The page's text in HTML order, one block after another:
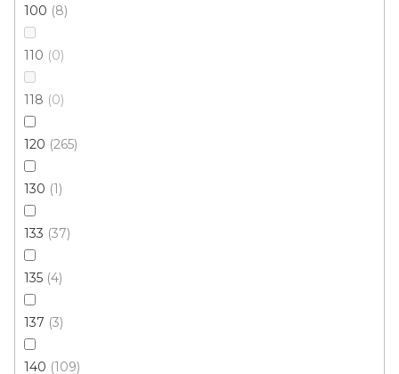
100 8
110 0
118 0
120 265
130 1
133 37
135 4
137 3
140 109
60x100 cm